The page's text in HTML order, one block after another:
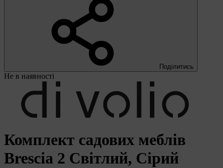
Поділитись
Не в наявності
Комплект садових меблів
Brescia 2 Світлий, Сірий